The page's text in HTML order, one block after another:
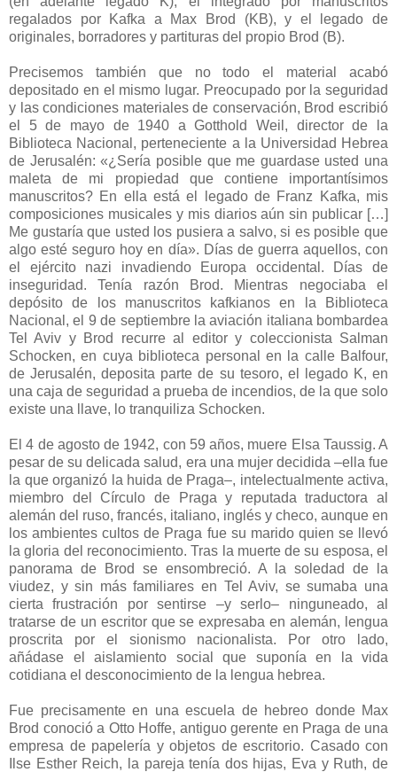
regalados por Kafka a Max Brod (KB), y el legado de
originales, borradores y partituras del propio Brod (B).
Precisemos también que no todo el material acabó
depositado en el mismo lugar. Preocupado por la seguridad
y las condiciones materiales de conservación, Brod escribió
el 5 de mayo de 1940 a Gotthold Weil, director de la
Biblioteca Nacional, perteneciente a la Universidad Hebrea
de Jerusalén: «¿Sería posible que me guardase usted una
maleta de mi propiedad que contiene importantísimos
manuscritos? En ella está el legado de Franz Kafka, mis
composiciones musicales y mis diarios aún sin publicar […]
Me gustaría que usted los pusiera a salvo, si es posible que
algo esté seguro hoy en día». Días de guerra aquellos, con
el ejército nazi invadiendo Europa occidental. Días de
inseguridad. Tenía razón Brod. Mientras negociaba el
depósito de los manuscritos kafkianos en la Biblioteca
Nacional, el 9 de septiembre la aviación italiana bombardea
Tel Aviv y Brod recurre al editor y coleccionista Salman
Schocken, en cuya biblioteca personal en la calle Balfour,
de Jerusalén, deposita parte de su tesoro, el legado K, en
una caja de seguridad a prueba de incendios, de la que solo
existe una llave, lo tranquiliza Schocken.
El 4 de agosto de 1942, con 59 años, muere Elsa Taussig. A
pesar de su delicada salud, era una mujer decidida –ella fue
la que organizó la huida de Praga–, intelectualmente activa,
miembro del Círculo de Praga y reputada traductora al
alemán del ruso, francés, italiano, inglés y checo, aunque en
los ambientes cultos de Praga fue su marido quien se llevó
la gloria del reconocimiento. Tras la muerte de su esposa, el
panorama de Brod se ensombreció. A la soledad de la
viudez, y sin más familiares en Tel Aviv, se sumaba una
cierta frustración por sentirse –y serlo– ninguneado, al
tratarse de un escritor que se expresaba en alemán, lengua
proscrita por el sionismo nacionalista. Por otro lado,
añádase el aislamiento social que suponía en la vida
cotidiana el desconocimiento de la lengua hebrea.
Fue precisamente en una escuela de hebreo donde Max
Brod conoció a Otto Hoffe, antiguo gerente en Praga de una
empresa de papelería y objetos de escritorio. Casado con
Ilse Esther Reich, la pareja tenía dos hijas, Eva y Ruth, de